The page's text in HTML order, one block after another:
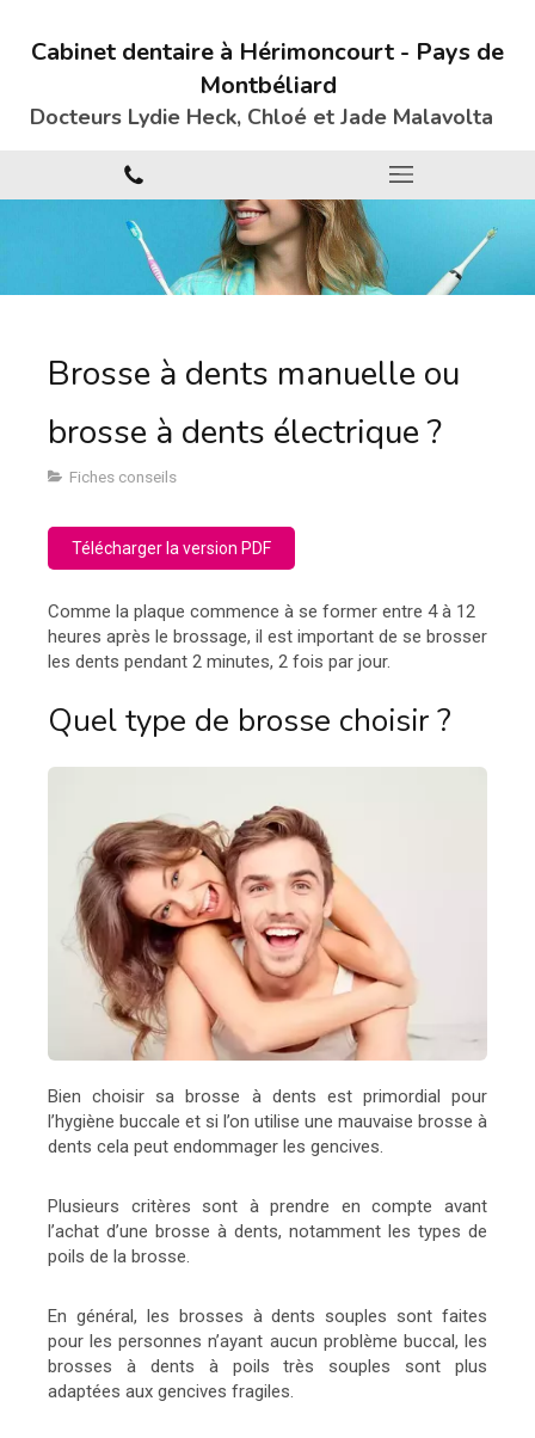
Cabinet dentaire à Hérimoncourt - Pays de
Montbéliard
Docteurs Lydie Heck, Chloé et Jade Malavolta
Brosse à dents manuelle ou
brosse à dents électrique ?
Fiches conseils
Télécharger la version PDF
Comme la plaque commence à se former entre 4 à 12
heures après le brossage, il est important de se brosser
les dents pendant 2 minutes, 2 fois par jour.
Quel type de brosse choisir ?
Bien choisir sa brosse à dents est primordial pour
l’hygiène buccale et si l’on utilise une mauvaise brosse à
dents cela peut endommager les gencives.
Plusieurs critères sont à prendre en compte avant
l’achat d’une brosse à dents, notamment les types de
poils de la brosse.
En général, les brosses à dents souples sont faites
pour les personnes n’ayant aucun problème buccal, les
brosses à dents à poils très souples sont plus
adaptées aux gencives fragiles.